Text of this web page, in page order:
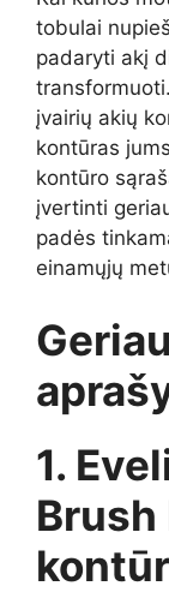
tobulai
padaryti akį
įvairių akių
kontūras
kontūro
įvertinti
padės
einamųjų
1.
Brush